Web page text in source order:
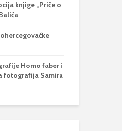
knjige „Priče o
Homo faber i
fotografija Samira